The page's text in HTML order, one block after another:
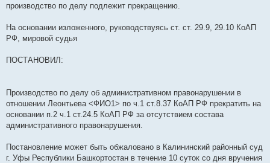
производство по делу подлежит прекращению.
На основании изложенного, руководствуясь ст. ст. 29.9, 29.10 КоАП
РФ, мировой судья
ПОСТАНОВИЛ:
Производство по делу об административном правонарушении в
отношении Леонтьева <ФИО1> по ч.1 ст.8.37 КоАП РФ прекратить на
основании п.2 ч.1 ст.24.5 КоАП РФ за отсутствием состава
административного правонарушения.
Постановление может быть обжаловано в Калининский районный суд
г. Уфы Республики Башкортостан в течение 10 суток со дня вручения